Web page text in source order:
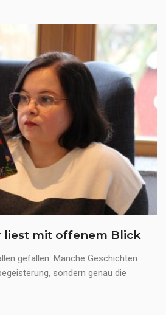
liest mit offenem Blick
gefallen. Manche Geschichten
sondern genau die